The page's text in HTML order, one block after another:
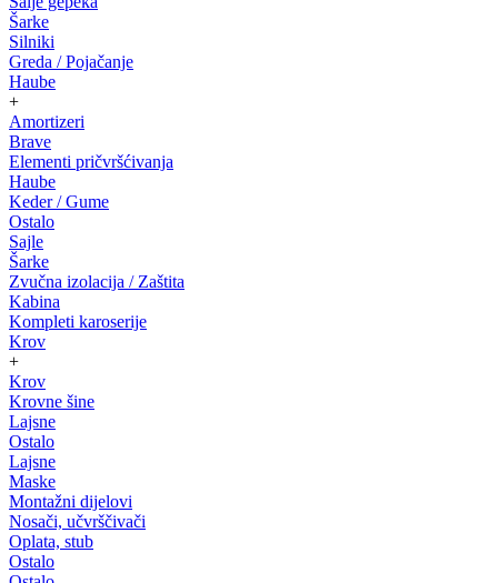
Šarke
Silniki
Greda / Pojačanje
Haube
+
Amortizeri
Brave
Elementi pričvršćivanja
Haube
Keder / Gume
Ostalo
Sajle
Šarke
Zvučna izolacija / Zaštita
Kabina
Kompleti karoserije
Krov
+
Krov
Krovne šine
Lajsne
Ostalo
Lajsne
Maske
Montažni dijelovi
Nosači, učvrščivači
Oplata, stub
Ostalo